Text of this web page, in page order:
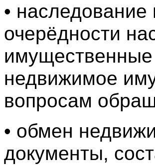
•
очерёдности
имущественные
недвижимое
вопросам
• обмен
документы,